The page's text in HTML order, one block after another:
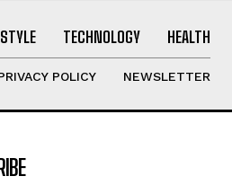
TECHNOLOGY HEALTH
POLICY NEWSLETTER